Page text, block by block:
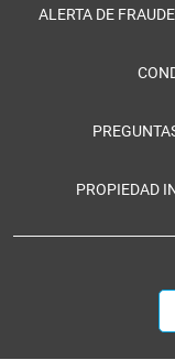
ALERTA DE FRAUDE
PROPIEDAD